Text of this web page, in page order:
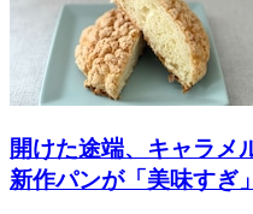
開けた途端、キャラメ
新作パンが「美味すぎ」